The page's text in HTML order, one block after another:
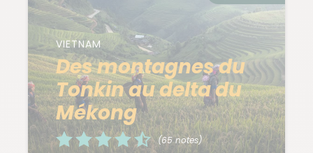
VIETNAM
Des montagnes du
Tonkin au delta du
Mékong
(65 notes)